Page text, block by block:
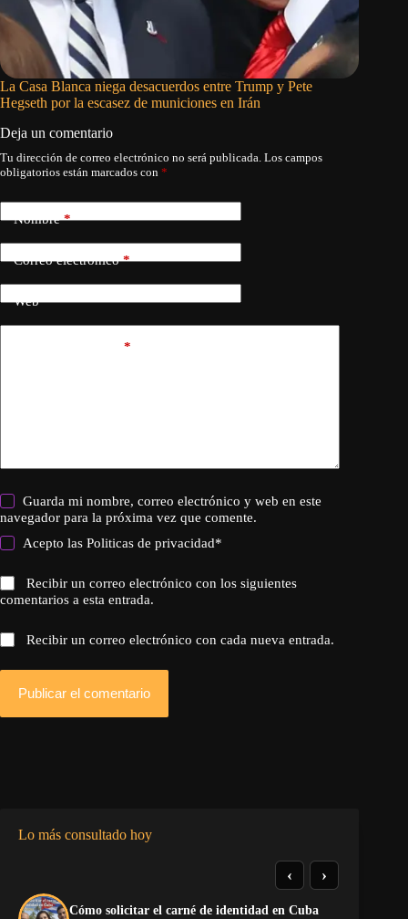
La Casa Blanca niega desacuerdos entre Trump y Pete
Hegseth por la escasez de municiones en Irán
Deja un comentario
Tu dirección de correo electrónico no será publicada. Los campos
obligatorios están marcados con *
Nombre*
Correo electrónico*
Web
*
Guarda mi nombre, correo electrónico y web en este
navegador para la próxima vez que comente.
Acepto lasPoliticas de privacidad*
Recibir un correo electrónico con los siguientes
comentarios a esta entrada.
Recibir un correo electrónico con cada nueva entrada.
Publicar el comentario
Lo más consultado hoy
Cómo solicitar el carné de identidad en Cuba
‹ ›